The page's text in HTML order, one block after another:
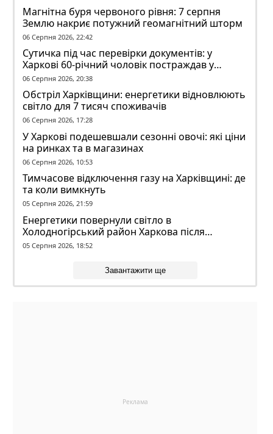
Магнітна буря червоного рівня: 7 серпня
Землю накриє потужний геомагнітний шторм
06 Серпня 2026, 22:42
Сутичка під час перевірки документів: у
Харкові 60-річний чоловік постраждав у
конфлікті з ТЦК
06 Серпня 2026, 20:38
Обстріл Харківщини: енергетики відновлюють
світло для 7 тисяч споживачів
06 Серпня 2026, 17:28
У Харкові подешевшали сезонні овочі: які ціни
на ринках та в магазинах
06 Серпня 2026, 10:53
Тимчасове відключення газу на Харківщині: де
та коли вимкнуть
05 Серпня 2026, 21:59
Енергетики повернули світло в
Холодногірський район Харкова після
ворожого обстрілу
05 Серпня 2026, 18:52
Завантажити ще